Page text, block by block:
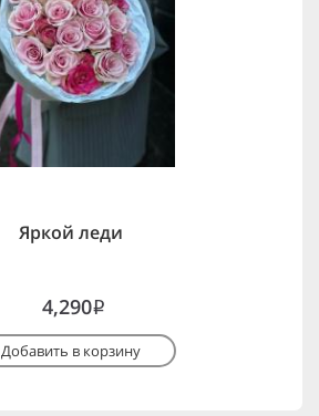
Яркой леди
4,290i
Добавить в корзину